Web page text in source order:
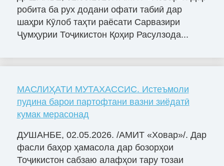
робита ба рух додани офати табиӣ дар
шаҳри Кӯлоб таҳти раёсати Сарвазири
Ҷумҳурии Тоҷикистон Қоҳир Расулзода...
МАСЛИҲАТИ МУТАХАССИС. Истеъмоли
пудина барои партофтани вазни зиёдатӣ
кумак мерасонад
ДУШАНБЕ, 02.05.2026. /АМИТ «Ховар»/. Дар
фасли баҳор ҳамасола дар бозорҳои
Тоҷикистон сабзаю алафҳои тару тозаи